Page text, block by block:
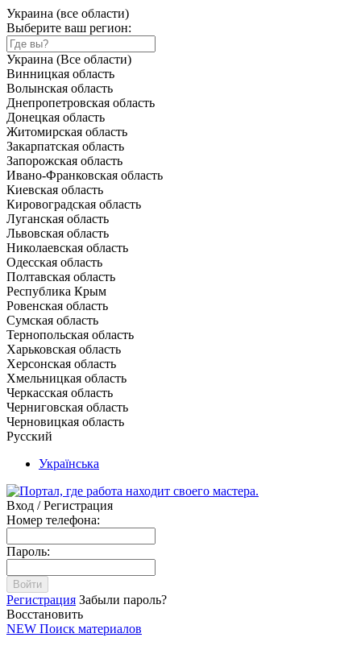
Украина (все области)
Выберите ваш регион:
Украина (Все области)
Винницкая область
Волынская область
Днепропетровская область
Донецкая область
Житомирская область
Закарпатская область
Запорожская область
Ивано-Франковская область
Киевская область
Кировоградская область
Луганская область
Львовская область
Николаевская область
Одесская область
Полтавская область
Республика Крым
Ровенская область
Сумская область
Тернопольская область
Харьковская область
Херсонская область
Хмельницкая область
Черкасская область
Черниговская область
Черновицкая область
Русский
Українська
Вход / Регистрация
Номер телефона:
Пароль:
Войти
Регистрация Забыли пароль?
Восстановить
NEW Поиск материалов